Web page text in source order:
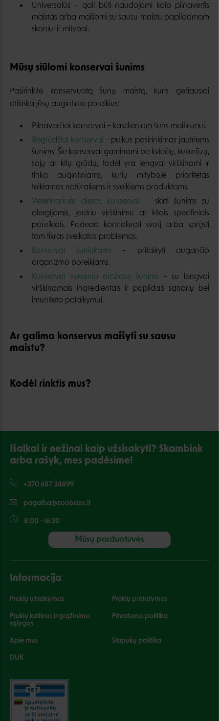
Universalūs – gali būti naudojami kaip pilnavertis
maistas arba maišomi su sausu maistu papildomam
skoniui ir mitybai.
Mūsų siūlomi konservai šunims
Pasirinkite konservuotą šunų maistą, kuris geriausiai
atitinka jūsų augintinio poreikius:
Pilnaverčiai konservai – kasdieniam šuns maitinimui.
Begrūdžiai konservai - puikus pasirinkimas jautriems
šunims. Šie konservai gaminami be kviečių, kukurūzų,
sojų ar kitų grūdų, todėl yra lengvai virškinami ir
tinka augintiniams, kurių mityboje prioritetas
teikiamas natūraliems ir sveikiems produktams.
Veterinarinės dietos konservai – skirti šunims su
alergijomis, jautriu virškinimu ar kitais specifiniais
poreikiais. Padeda kontroliuoti svorį arba spręsti
tam tikras sveikatos problemas.
Konservai šuniukams – pritaikyti augančio
organizmo poreikiams.
Konservai vyresnio amžiaus šunims – su lengvai
virškinamais ingredientais ir papildais sąnarių bei
imuniteto palaikymui.
Ar galima konservus maišyti su sausu
maistu?
Kodėl rinktis mus?
Išalkai ir nežinai kaip užsisakyti? Skambink
arba rašyk, mes padėsime!
+370 687 34899
pagalba@zoobaze.lt
8:00 - 16:30
Mūsų parduotuvės
Informacija
Prekių užsakymas Prekių pristatymas
Prekių keitimo ir grąžinimo
sąlygos
Privatumo politika
Apie mus Slapukų politika
DUK